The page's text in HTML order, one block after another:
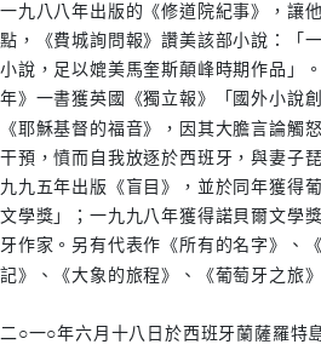
一九八八年出版的《修道院紀事》，讓
點，《費城詢問報》讚美該部小說：「
小說，足以媲美馬奎斯顛峰時期作品」
年》一書獲英國《獨立報》「國外小說
《耶穌基督的福音》，因其大膽言論觸
干預，憤而自我放逐於西班牙，與妻子
九九五年出版《盲目》，並於同年獲得
文學獎」；一九九八年獲得諾貝爾文學
牙作家。另有代表作《所有的名字》、
記》、《大象的旅程》、《葡萄牙之旅
二○一○年六月十八日於西班牙蘭薩羅特